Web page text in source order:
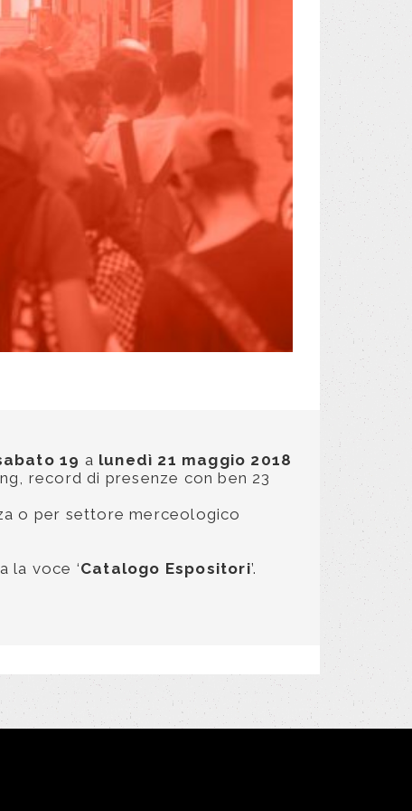
19 a lunedì 21 maggio 2018
record di presenze con ben 23
o per settore merceologico
la voce ‘Catalogo Espositori’.